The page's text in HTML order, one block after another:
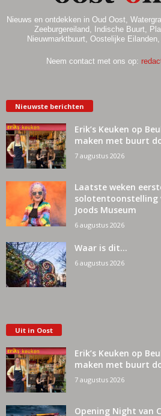
Nieuws en ontdekken in Oud Oost,
Zeeburgereiland, Indische Buurt,
Nieuwmarktbuurt, Oostelijke
Neem contact met ons op:
Nieuwste berichten
Erik’s Keuken op
maken met buurt
7 augustus 2026
Laatste weken
solotentoonstelling
Joods Museum
6 augustus 2026
Waar is dit…
6 augustus 2026
Uit in Oost
Erik’s Keuken op
maken met buurt
7 augustus 2026
Opening Night van